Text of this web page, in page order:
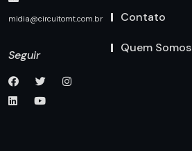
midia@circuitomt.com.br
Seguir
Contato
Quem Somos